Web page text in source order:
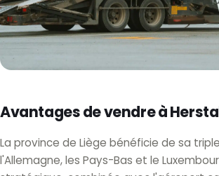
Avantages de vendre à
La province de Liège bénéficie de sa
l'Allemagne, les Pays-Bas et le